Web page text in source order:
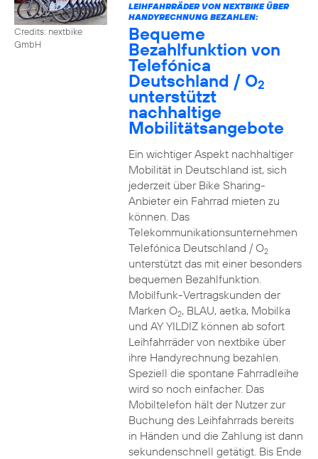
Credits: nextbike
GmbH
LEIHFAHRRÄDER VON NEXTBIKE ÜBER
HANDYRECHNUNG BEZAHLEN:
Bequeme
Bezahlfunktion von
Telefónica
Deutschland / O2
unterstützt
nachhaltige
Mobilitätsangebote
Ein wichtiger Aspekt nachhaltiger
Mobilität in Deutschland ist, sich
jederzeit über Bike Sharing-
Anbieter ein Fahrrad mieten zu
können. Das
Telekommunikationsunternehmen
Telefónica Deutschland / O2
unterstützt das mit einer besonders
bequemen Bezahlfunktion.
Mobilfunk-Vertragskunden der
Marken O2, BLAU, aetka, Mobilka
und AY YILDIZ können ab sofort
Leihfahrräder von nextbike über
ihre Handyrechnung bezahlen.
Speziell die spontane Fahrradleihe
wird so noch einfacher. Das
Mobiltelefon hält der Nutzer zur
Buchung des Leihfahrrads bereits
in Händen und die Zahlung ist dann
sekundenschnell getätigt. Bis Ende